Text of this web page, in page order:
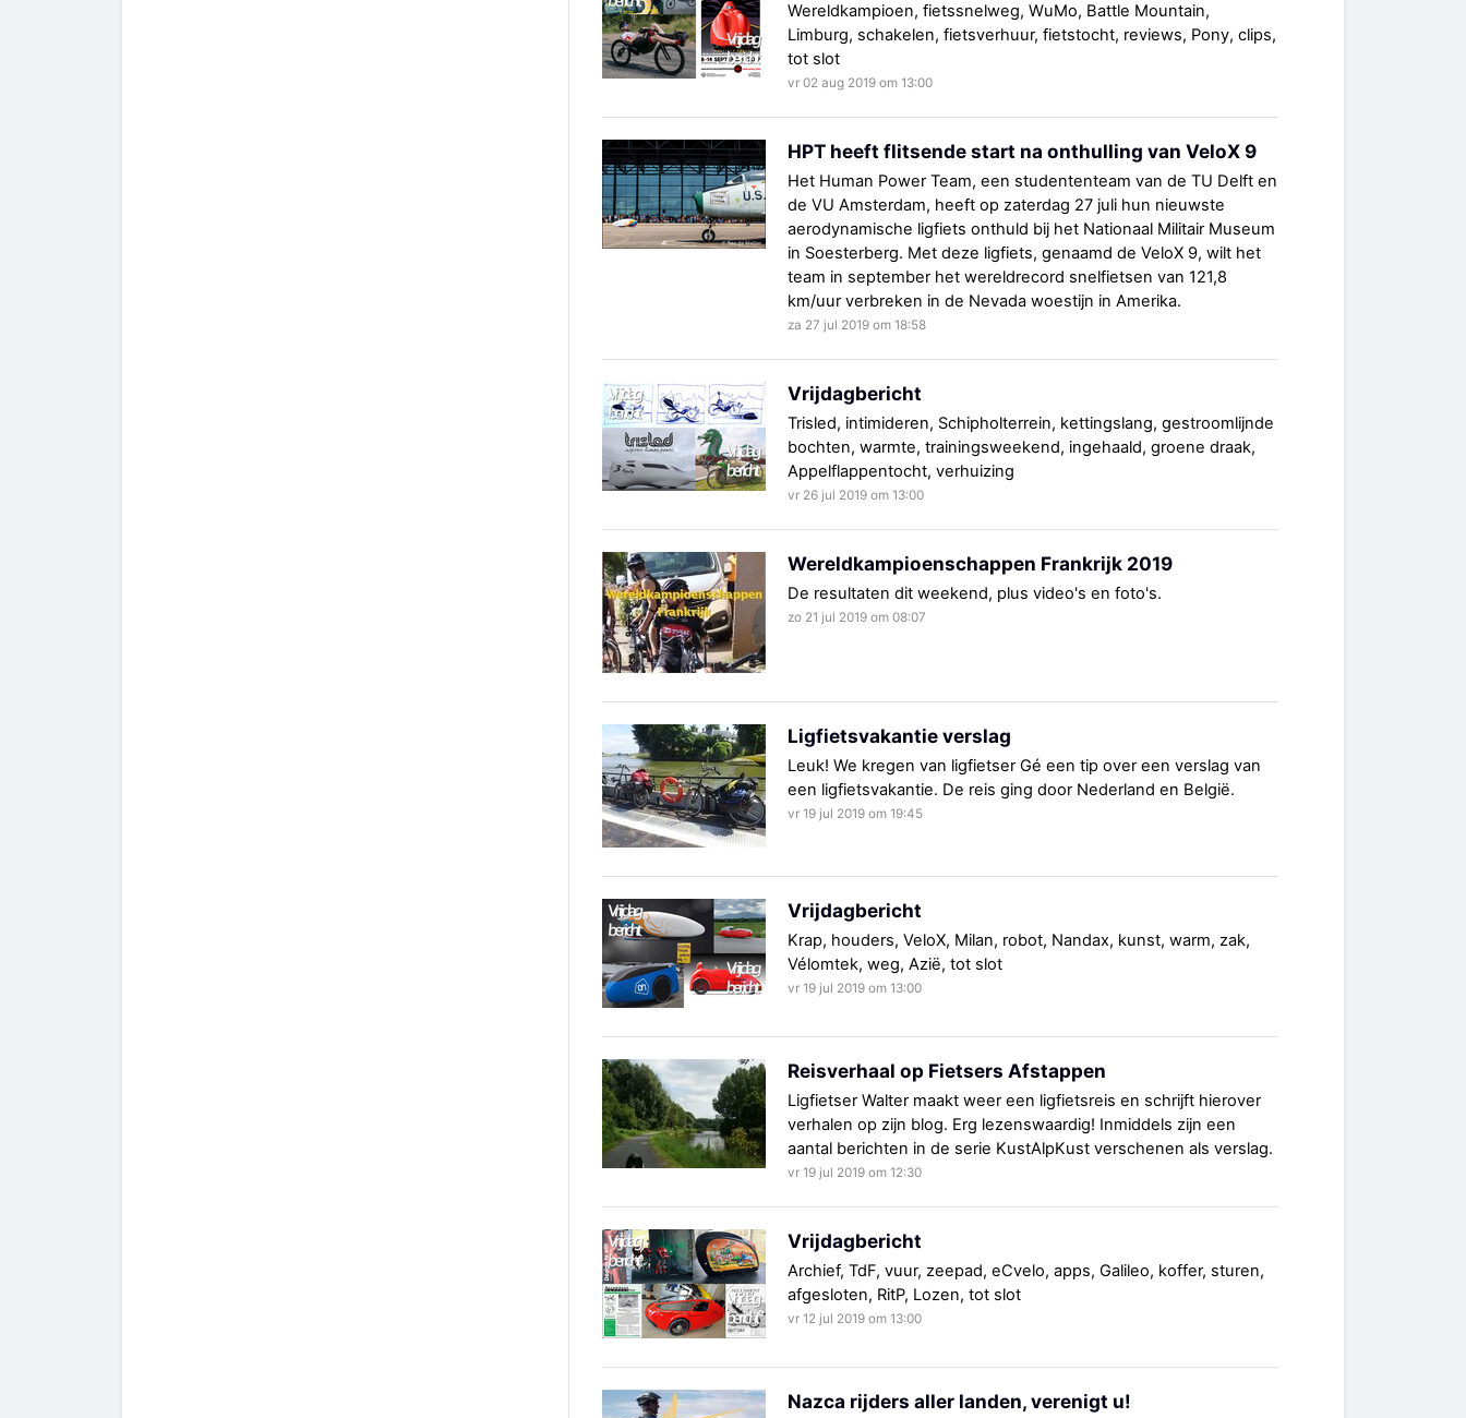
Wereldkampioen, fietssnelweg, WuMo, Battle Mountain,
Limburg, schakelen, fietsverhuur, fietstocht, reviews, Pony, clips,
tot slot
vr 02 aug 2019 om 13:00
HPT heeft flitsende start na onthulling van VeloX 9
Het Human Power Team, een studententeam van de TU Delft en
de VU Amsterdam, heeft op zaterdag 27 juli hun nieuwste
aerodynamische ligfiets onthuld bij het Nationaal Militair Museum
in Soesterberg. Met deze ligfiets, genaamd de VeloX 9, wilt het
team in september het wereldrecord snelfietsen van 121,8
km/uur verbreken in de Nevada woestijn in Amerika.
za 27 jul 2019 om 18:58
Vrijdagbericht
Trisled, intimideren, Schipholterrein, kettingslang, gestroomlijnde
bochten, warmte, trainingsweekend, ingehaald, groene draak,
Appelflappentocht, verhuizing
vr 26 jul 2019 om 13:00
Wereldkampioenschappen Frankrijk 2019
De resultaten dit weekend, plus video's en foto's.
zo 21 jul 2019 om 08:07
Ligfietsvakantie verslag
Leuk! We kregen van ligfietser Gé een tip over een verslag van
een ligfietsvakantie. De reis ging door Nederland en België.
vr 19 jul 2019 om 19:45
Vrijdagbericht
Krap, houders, VeloX, Milan, robot, Nandax, kunst, warm, zak,
Vélomtek, weg, Azië, tot slot
vr 19 jul 2019 om 13:00
Reisverhaal op Fietsers Afstappen
Ligfietser Walter maakt weer een ligfietsreis en schrijft hierover
verhalen op zijn blog. Erg lezenswaardig! Inmiddels zijn een
aantal berichten in de serie KustAlpKust verschenen als verslag.
vr 19 jul 2019 om 12:30
Vrijdagbericht
Archief, TdF, vuur, zeepad, eCvelo, apps, Galileo, koffer, sturen,
afgesloten, RitP, Lozen, tot slot
vr 12 jul 2019 om 13:00
Nazca rijders aller landen, verenigt u!